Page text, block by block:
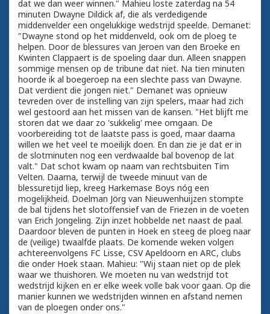
dat we dan weer winnen." Mahieu loste zaterdag na 54
minuten Dwayne Dildick af, die als verdedigende
middenvelder een ongelukkige wedstrijd speelde. Demanet:
"Dwayne stond op het middenveld, ook om de ploeg te
helpen. Door de blessures van Jeroen van den Broeke en
Kwinten Clappaert is de spoeling daar dun. Alleen snappen
sommige mensen op de tribune dat niet. Na tien minuten
hoorde ik al boegeroep na een slechte pass van Dwayne.
Dat verdient die jongen niet." Demanet was opnieuw
tevreden over de instelling van zijn spelers, maar had zich
wel gestoord aan het missen van de kansen. "Het blijft me
storen dat we daar zo 'sukkelig' mee omgaan. De
voorbereiding tot de laatste pass is goed, maar daarna
willen we het veel te moeilijk doen. En dan zie je dat er in
de slotminuten nog een verdwaalde bal bovenop de lat
valt." Dat schot kwam op naam van rechtsbuiten Tim
Velten. Daarna, terwijl de tweede minuut van de
blessuretijd liep, kreeg Harkemase Boys nóg een
mogelijkheid. Doelman Jörg van Nieuwenhuijzen stompte
de bal tijdens het slotoffensief van de Friezen in de voeten
van Erich Jongeling. Zijn inzet hobbelde net naast de paal.
Daardoor bleven de punten in Hoek en steeg de ploeg naar
de (veilige) twaalfde plaats. De komende weken volgen
achtereenvolgens FC Lisse, CSV Apeldoorn en ARC, clubs
die onder Hoek staan. Mahieu: "Wij staan niet op de plek
waar we thuishoren. We moeten nu van wedstrijd tot
wedstrijd kijken en er elke week volle bak voor gaan. Op die
manier kunnen we wedstrijden winnen en afstand nemen
van de ploegen onder ons."